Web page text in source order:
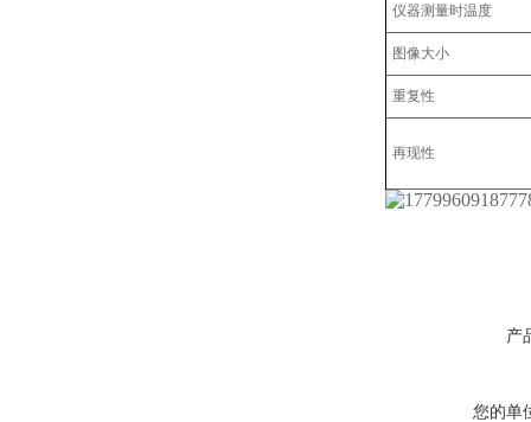
仪器测量时温度
图像大小
重复性
再现性
产
您的单